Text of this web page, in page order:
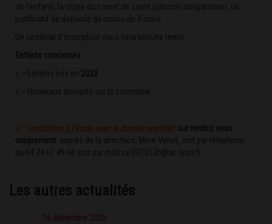
de l’enfant), la copie du carnet de santé (vaccins obligatoires), un
justificatif de domicile de moins de 3 mois.
Un certificat d’inscription vous sera ensuite remis.
Enfants concernés :
👉️
Enfants nés en 2023
👉️
Nouveaux arrivants sur la commune.
2 – Inscription à l’école avec le dossier complet: sur rendez vous
uniquement
auprès de la directrice, Mme Venet, soit par téléphone
au 04 74 61 45 66 soit par mail ce.001512b@ac-lyon.fr
Les autres actualités
16 décembre 2025